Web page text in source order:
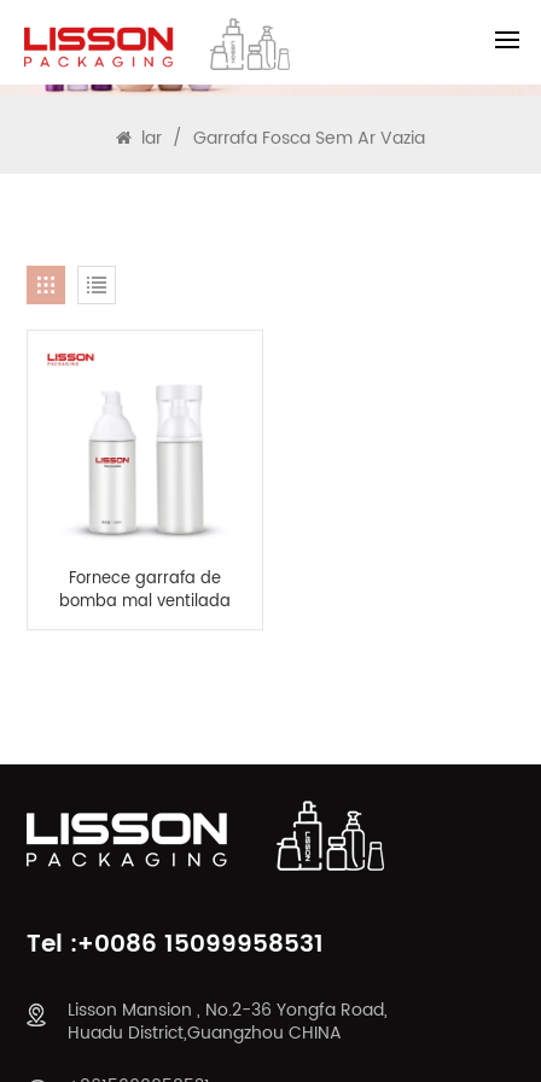
PROCURAR
lar / Garrafa Fosca Sem Ar Vazia
Fornece garrafa de
bomba mal ventilada
fosca vazia de 120ml
Tel :+0086 15099958531
Lisson Mansion , No.2-36 Yongfa Road,
Huadu District,Guangzhou CHINA